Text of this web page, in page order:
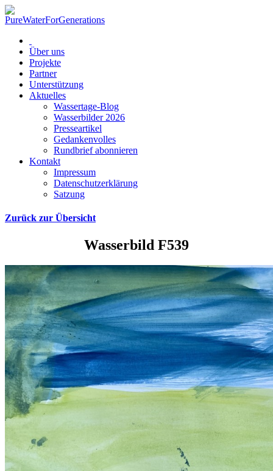
Über uns
Projekte
Partner
Unterstützung
Aktuelles
Wassertage-Blog
Wasserbilder 2026
Presseartikel
Gedankenvolles
Rundbrief abonnieren
Kontakt
Impressum
Datenschutzerklärung
Satzung
Zurück zur Übersicht
Wasserbild F539